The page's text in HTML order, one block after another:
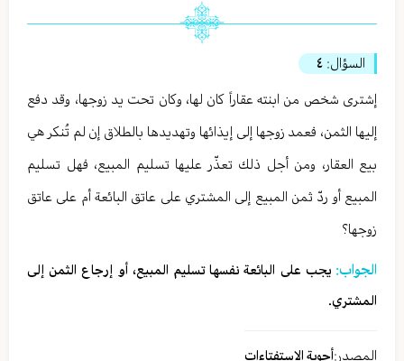
السؤال: ٤
إشترى شخص من ابنته عقاراً كان لها، وكان تحت يد زوجها، وقد دفع
إليها الثمن، فعمد زوجها إلى إيذائها وتهديدها بالطلاق إن لم تُنكر هي
بيع العقار، ومن أجل ذلك تعذّر عليها تسليم المبيع، فهل تسليم
المبيع أو ردّ ثمن المبيع إلى المشتري على عاتق البائعة أم على عاتق
زوجها؟
الجواب:يجب على البائعة نفسها تسليم المبيع، أو إرجاع الثمن إلى
المشتري.
المصدر:أجوبة الاستفتاءات